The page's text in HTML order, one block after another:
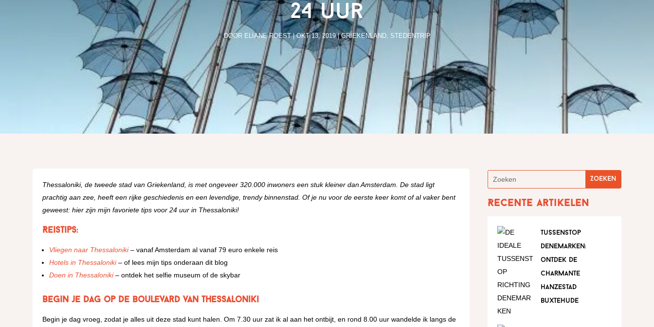
24 uur
DOOR ELIANE ROEST|OKT 13, 2019|GRIEKENLAND, STEDENTRIP
Thessaloniki, de tweede stad van Griekenland, is met ongeveer 320.000 inwoners een stuk kleiner dan Amsterdam. De stad ligt
prachtig aan zee, heeft een rijke geschiedenis en een levendige, trendy binnenstad. Of je nu voor de eerste keer komt of al vaker bent
geweest: hier zijn mijn favoriete tips voor 24 uur in Thessaloniki!
Reistips:
Vliegen naar Thessaloniki– vanaf Amsterdam al vanaf 79 euro enkele reis
Hotels in Thessaloniki– of lees mijn tips onderaan dit blog
Doen in Thessaloniki– ontdek het selfie museum of de skybar
Begin je dag op de boulevard van Thessaloniki
Begin je dag vroeg, zodat je alles uit deze stad kunt halen. Om 7.30 uur zat ik al aan het ontbijt, en rond 8.00 uur wandelde ik langs de
Recente artikelen
tussenstop
denemarken:
ontdek de
charmante
hanzestad
buxtehude